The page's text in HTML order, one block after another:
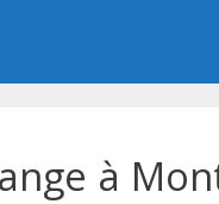
à